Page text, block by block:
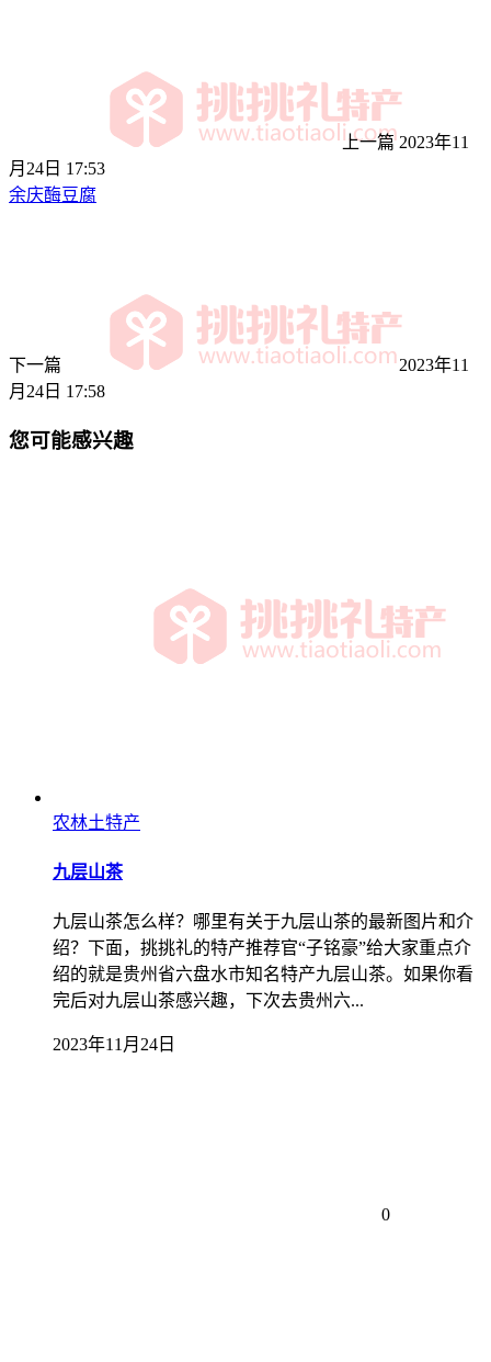
上一篇 2023年11
月24日 17:53
余庆酶豆腐
下一篇
2023年11
月24日 17:58
您可能感兴趣
农林土特产
九层山茶
九层山茶怎么样？哪里有关于九层山茶的最新图片和介
绍？下面，挑挑礼的特产推荐官“子铭豪”给大家重点介
绍的就是贵州省六盘水市知名特产九层山茶。如果你看
完后对九层山茶感兴趣，下次去贵州六...
2023年11月24日
0